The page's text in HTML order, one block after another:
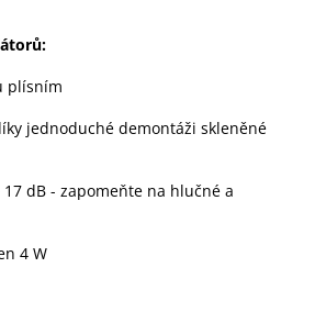
plísním
jednoduché demontáži skleněné
dB - zapomeňte na hlučné a
4 W